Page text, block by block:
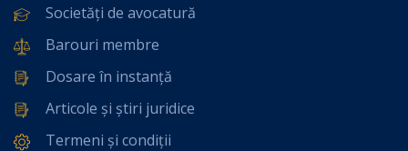
Societăți de avocatură
Barouri membre
Dosare în instanță
Articole și știri juridice
Termeni și condiții